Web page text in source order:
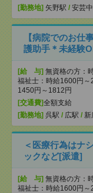
[勤務地] 矢野駅 / 安芸
【病院でのお仕
護助手＊未経験
[給 与] 無資格の方：
福祉士：時給1600円～
1450円～1812円
[交通費]全額支給
[勤務地] 呉駅 / 広駅 / 新
＜医療行為はナ
ックなど[派遣]
[給 与] 無資格の方：
福祉士：時給1600円～